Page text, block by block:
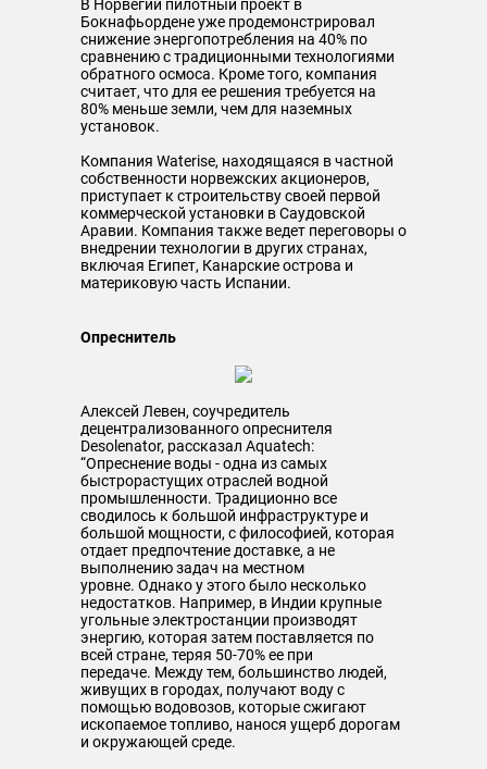
В Норвегии пилотный проект в
Бокнафьордене уже продемонстрировал
снижение энергопотребления на 40% по
сравнению с традиционными технологиями
обратного осмоса. Кроме того, компания
считает, что для ее решения требуется на
80% меньше земли, чем для наземных
установок.
Компания Waterise, находящаяся в частной
собственности норвежских акционеров,
приступает к строительству своей первой
коммерческой установки в Саудовской
Аравии. Компания также ведет переговоры о
внедрении технологии в других странах,
включая Египет, Канарские острова и
материковую часть Испании.
Опреснитель
Алексей Левен, соучредитель
децентрализованного опреснителя
Desolenator, рассказал Aquatech:
“Опреснение воды - одна из самых
быстрорастущих отраслей водной
промышленности. Традиционно все
сводилось к большой инфраструктуре и
большой мощности, с философией, которая
отдает предпочтение доставке, а не
выполнению задач на местном
уровне. Однако у этого было несколько
недостатков. Например, в Индии крупные
угольные электростанции производят
энергию, которая затем поставляется по
всей стране, теряя 50-70% ее при
передаче. Между тем, большинство людей,
живущих в городах, получают воду с
помощью водовозов, которые сжигают
ископаемое топливо, нанося ущерб дорогам
и окружающей среде.